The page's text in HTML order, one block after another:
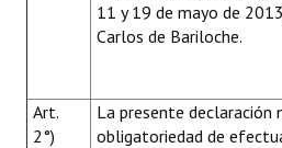
11 y 19 de mayo de
Carlos de Bariloche.
Art.
2°)
La presente declaración
obligatoriedad de